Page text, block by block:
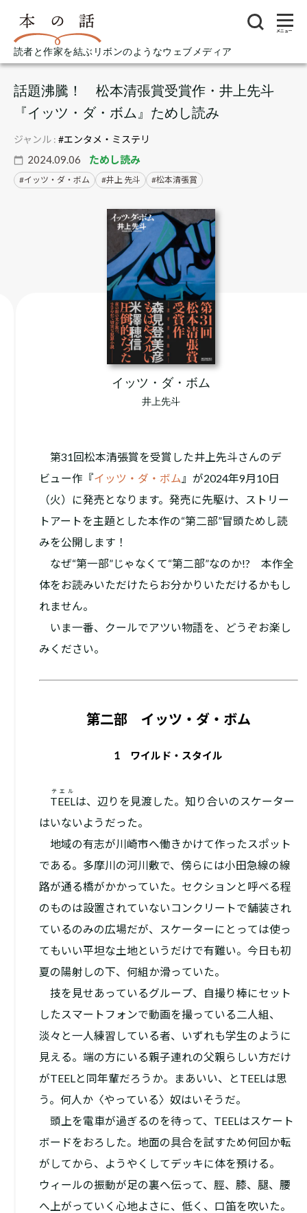
読者と作家を結ぶリボンのようなウェブメディア
メニュー
話題沸騰！ 松本清張賞受賞作・井上先斗
『イッツ・ダ・ボム』ためし読み
2024.09.06 ためし読み
イッツ・ダ・ボム 井上 先斗 松本清張賞
ジャンル : #エンタメ・ミステリ
イッツ・ダ・ボム
井上先斗
第31回松本清張賞を受賞した井上先斗さんのデ
ビュー作『イッツ・ダ・ボム 』が2024年9月10日
（火）に発売となります。発売に先駆け、ストリー
トアートを主題とした本作の“第二部”冒頭ためし読
みを公開します！
なぜ“第一部”じゃなくて“第二部”なのか!? 本作全
体をお読みいただけたらお分かりいただけるかもし
れません。
いま一番、クールでアツい物語を、どうぞお楽し
みください。
第二部 イッツ・ダ・ボム
1 ワイルド・スタイル
TEEL
テエル
は、辺りを見渡した。知り合いのスケーター
はいないようだった。
地域の有志が川崎市へ働きかけて作ったスポット
である。多摩川の河川敷で、傍らには小田急線の線
路が通る橋がかかっていた。セクションと呼べる程
のものは設置されていないコンクリートで舗装され
ているのみの広場だが、スケーターにとっては使っ
てもいい平坦な土地というだけで有難い。今日も初
夏の陽射しの下、何組か滑っていた。
技を見せあっているグループ、自撮り棒にセット
したスマートフォンで動画を撮っている二人組、
淡々と一人練習している者、いずれも学生のように
見える。端の方にいる親子連れの父親らしい方だけ
がTEELと同年輩だろうか。まあいい、とTEELは思
う。何人か〈やっている〉奴はいそうだ。
頭上を電車が過ぎるのを待って、TEELはスケート
ボードをおろした。地面の具合を試すため何回か転
がしてから、ようやくしてデッキに体を預ける。
ウィールの振動が足の裏へ伝って、脛、膝、腿、腰
へ上がっていく心地よさに、低く、口笛を吹いた。